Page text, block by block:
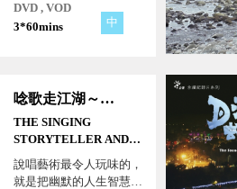
統。位於臺灣的南方，東
南亞彷彿是一個神祕、璀
DVD , VOD
3*60mins
中
唸歌走江湖～國寶藝師楊秀卿的音樂旅程
THE SINGING
STORYTELLER AND
HER CENTURY LONG
ADVENTURE
說唱藝術最令人玩味的，
就是把幽默的人生智慧唱